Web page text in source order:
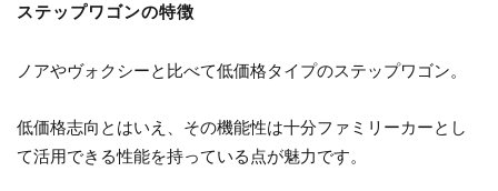
ステップワゴンの特徴
ノアやヴォクシーと比べて低価格タイプのステップワゴン。
低価格志向とはいえ、その機能性は十分ファミリーカーとし
て活用できる性能を持っている点が魅力です。